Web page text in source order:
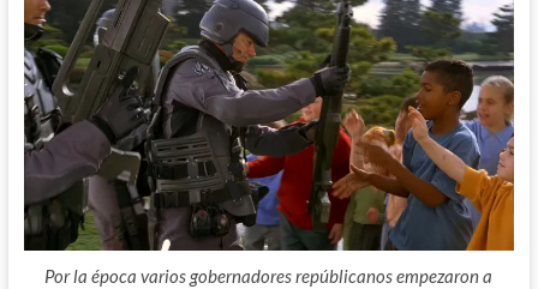
Por la época varios gobernadores repúblicanos empezaron a